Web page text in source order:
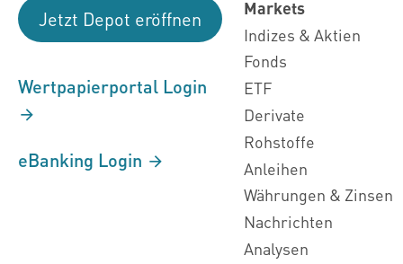
Jetzt Depot eröffnen
Wertpapierportal Login
eBanking Login
Markets
Indizes & Aktien
Fonds
ETF
Derivate
Rohstoffe
Anleihen
Währungen & Zinsen
Nachrichten
Analysen